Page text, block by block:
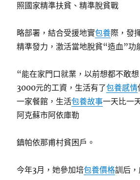
照國家精準扶貧、精準脫貧戰
略部署，結合受援地實包養際，發
精準發力，激活當地脫貧“造血”功
“能在家門口就業，以前想都不敢
3000元的工資，生活有了包養感情
一家餐館，生活包養故事一天比一
阿克蘇市阿依庫勒
鎮帕依那甫村貧困戶。
今年3月，她參加培包養價格訓后